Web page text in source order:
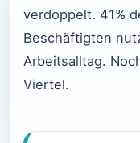
verdoppelt. 41%
Beschäftigten
Arbeitsalltag.
Viertel.